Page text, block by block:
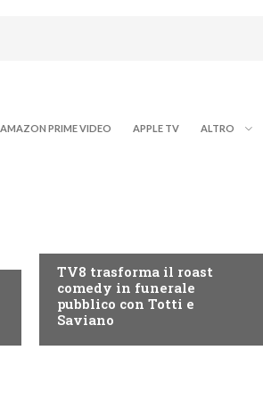
AMAZON PRIME VIDEO APPLE TV ALTRO
TV8 trasforma il roast
comedy in funerale
pubblico con Totti e
Saviano